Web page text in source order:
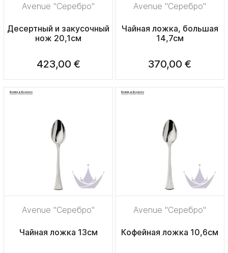
Avenue "Серебро"
Десертный и закусочный
нож 20,1см
423,00 €
Avenue "Серебро"
Чайная ложка, большая
14,7см
370,00 €
Avenue "Серебро"
Чайная ложка 13см
Avenue "Серебро"
Кофейная ложка 10,6см